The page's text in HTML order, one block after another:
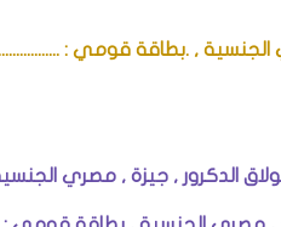
الهرم , مصري الجنسية